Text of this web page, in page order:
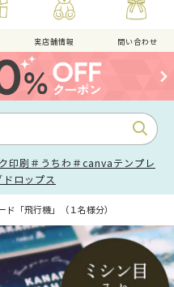
実店舗情報 問い合わせ
印刷 ＃うちわ ＃canvaテンプレ
ロップス
ド「飛行機」（１名様分）